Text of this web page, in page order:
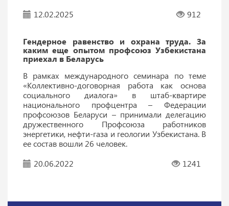
12.02.2025
912
Гендерное равенство и охрана труда. За
каким еще опытом профсоюз Узбекистана
приехал в Беларусь
В рамках международного семинара по теме
«Коллективно-договорная работа как основа
социального диалога» в штаб-квартире
национального профцентра – Федерации
профсоюзов Беларуси – принимали делегацию
дружественного Профсоюза работников
энергетики, нефти-газа и геологии Узбекистана. В
ее состав вошли 26 человек.
20.06.2022
1241